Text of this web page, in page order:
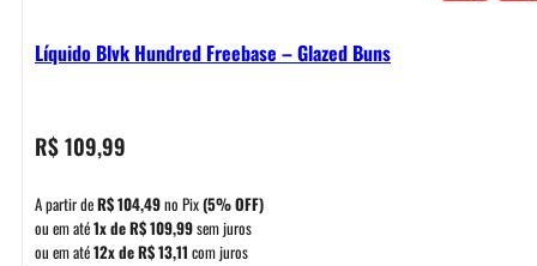
Líquido Blvk Hundred Freebase – Glazed Buns
R$109,99
A partir deR$104,49no Pix(5% OFF)
ou em até1x deR$109,99sem juros
ou em até12x deR$13,11 com juros